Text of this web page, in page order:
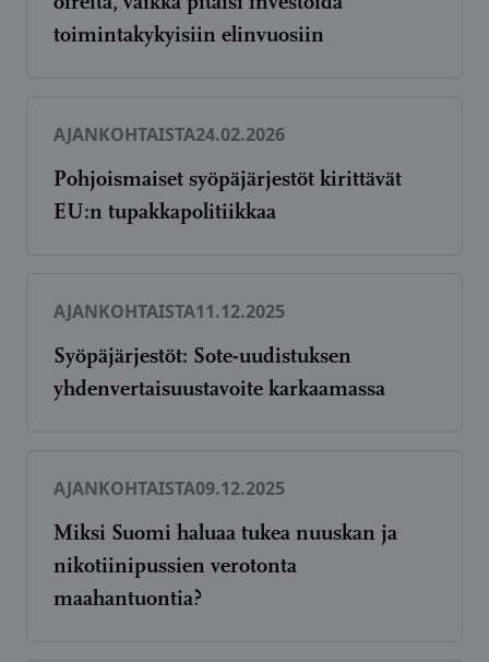
toimintakykyisiin elinvuosiin
AJANKOHTAISTA24.02.2026
Pohjoismaiset syöpäjärjestöt kirittävät
EU:n tupakkapolitiikkaa
AJANKOHTAISTA11.12.2025
Syöpäjärjestöt: Sote-uudistuksen
yhdenvertaisuustavoite karkaamassa
AJANKOHTAISTA09.12.2025
Miksi Suomi haluaa tukea nuuskan ja
nikotiinipussien verotonta
maahantuontia?